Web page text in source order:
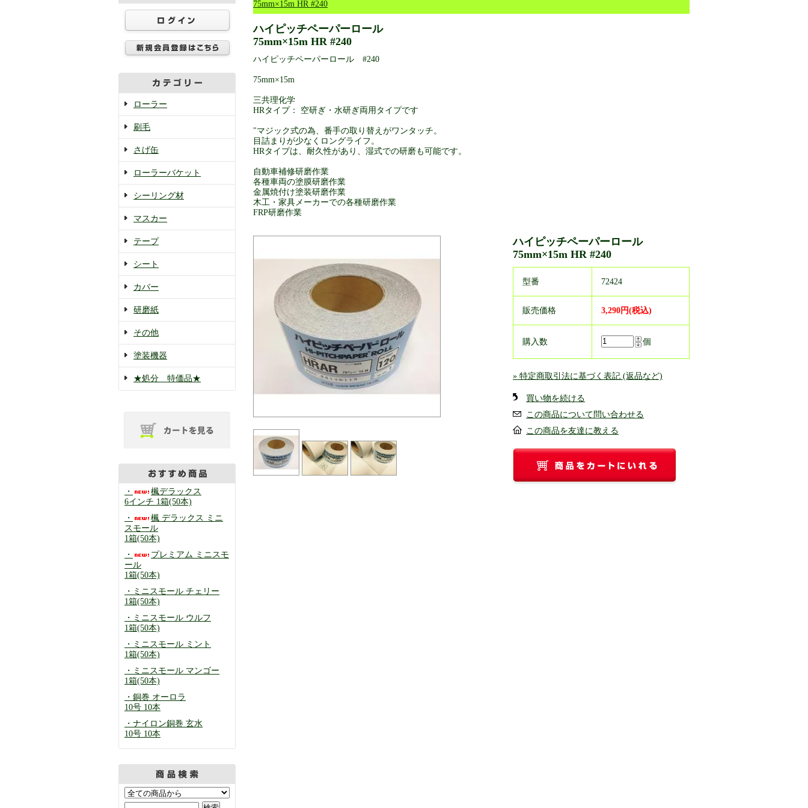
ローラー
刷毛
さげ缶
ローラーバケット
シーリング材
マスカー
テープ
シート
カバー
研磨紙
その他
塗装機器
★処分 特価品★
・
楓デラックス
6インチ 1箱(50本)
・
楓 デラックス ミニ
スモール
1箱(50本)
・
プレミアム ミニスモ
ール
1箱(50本)
・ミニスモール チェリー
1箱(50本)
・ミニスモール ウルフ
1箱(50本)
・ミニスモール ミント
1箱(50本)
・ミニスモール マンゴー
1箱(50本)
・銅巻 オーロラ
10号 10本
・ナイロン銅巻 玄水
10号 10本
75mm×15m HR #240
ハイピッチペーパーロール
75mm×15m HR #240
ハイピッチペーパーロール #240
75mm×15m
三共理化学
HRタイプ： 空研ぎ・水研ぎ両用タイプです
"マジック式の為、番手の取り替えがワンタッチ。
目詰まりが少なくロングライフ。
HRタイプは、耐久性があり、湿式での研磨も可能です。
自動車補修研磨作業
各種車両の塗膜研磨作業
金属焼付け塗装研磨作業
木工・家具メーカーでの各種研磨作業
FRP研磨作業
ハイピッチペーパーロール
75mm×15m HR #240
型番 72424
販売価格 3,290円(税込)
購入数 個
» 特定商取引法に基づく表記 (返品など)
買い物を続ける
この商品について問い合わせる
この商品を友達に教える